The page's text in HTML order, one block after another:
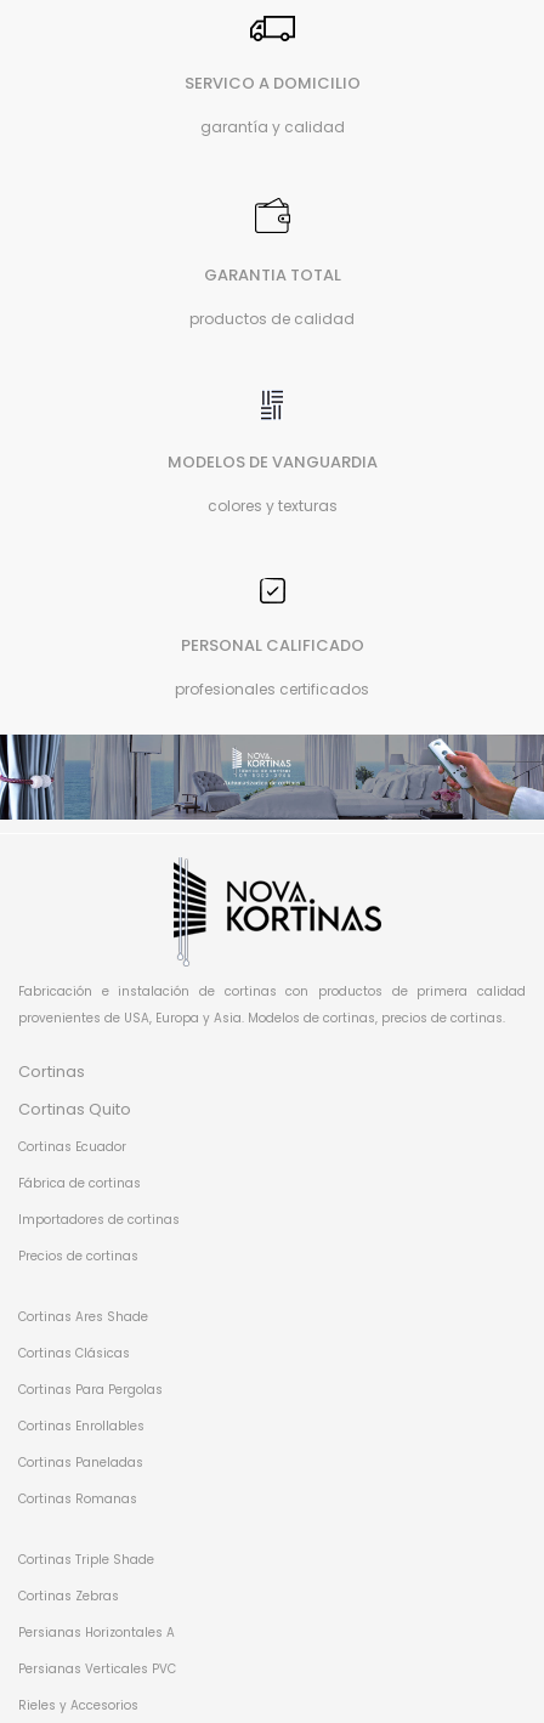
SERVICO A DOMICILIO
garantía y calidad
GARANTIA TOTAL
productos de calidad
MODELOS DE VANGUARDIA
colores y texturas
PERSONAL CALIFICADO
profesionales certificados
Fabricación e instalación de cortinas con productos de primera calidad
provenientes de USA, Europa y Asia. Modelos de cortinas, precios de cortinas.
Cortinas
Cortinas Quito
Cortinas Ecuador
Fábrica de cortinas
Importadores de cortinas
Precios de cortinas
Cortinas Ares Shade
Cortinas Clásicas
Cortinas Para Pergolas
Cortinas Enrollables
Cortinas Paneladas
Cortinas Romanas
Cortinas Triple Shade
Cortinas Zebras
Persianas Horizontales A
Persianas Verticales PVC
Rieles y Accesorios